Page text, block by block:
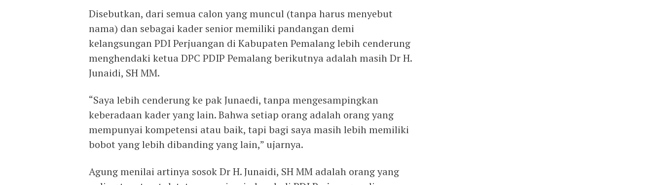
Disebutkan, dari semua calon yang muncul (tanpa harus menyebut
nama) dan sebagai kader senior memiliki pandangan demi
kelangsungan PDI Perjuangan di Kabupaten Pemalang lebih cenderung
menghendaki ketua DPC PDIP Pemalang berikutnya adalah masih Dr H.
Junaidi, SH MM.
“Saya lebih cenderung ke pak Junaedi, tanpa mengesampingkan
keberadaan kader yang lain. Bahwa setiap orang adalah orang yang
mempunyai kompetensi atau baik, tapi bagi saya masih lebih memiliki
bobot yang lebih dibanding yang lain,” ujarnya.
Agung menilai artinya sosok Dr H. Junaidi, SH MM adalah orang yang